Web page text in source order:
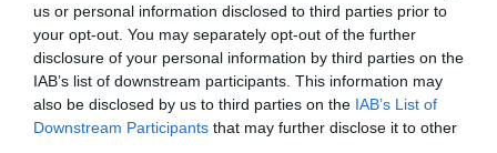
us or personal information disclosed to third parties prior to
your opt-out. You may separately opt-out of the further
disclosure of your personal information by third parties on the
IAB’s list of downstream participants. This information may
also be disclosed by us to third parties on the IAB’s List of
Downstream Participants that may further disclose it to other
Двухместный номер Economy располагает окном с видом на горы и
ванной комнатой вне номера, которая является общей с
расположенным рядом одноместным номером;
Двухместный номер с 2 отдельными кроватями с видом на горы
располагает красивым видом из окна и собственной ванной комнатой;
Двухместный номер с двуспальной кроватью с видом на горы